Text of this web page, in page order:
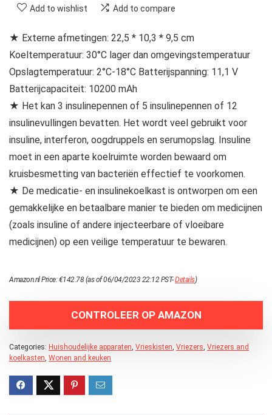
Add to wishlist Add to compare
★ Externe afmetingen: 22,5 * 10,3 * 9,5 cm
Koeltemperatuur: 30°C lager dan omgevingstemperatuur
Opslagtemperatuur: 2°C-18°C Batterijspanning: 11,1 V
Batterijcapaciteit: 10200 mAh
★ Het kan 3 insulinepennen of 5 insulinepennen of 12
insulinevullingen bevatten. Het wordt veel gebruikt voor
insuline, interferon, oogdruppels en serumopslag. Insuline
moet in een aparte koelruimte worden bewaard om
kruisbesmetting van bacteriën effectief te voorkomen.
★ De medicatie- en insulinekoelkast is ontworpen om een ​​
gemakkelijke en betaalbare manier te bieden om medicijnen
(zoals insuline of andere injecteerbare of vloeibare
medicijnen) op een veilige temperatuur te bewaren.
Amazon.nl Price:€142.78(as of 06/04/2023 22:12 PST-Details)
CONTROLEER OP AMAZON
Categories: Huishoudelijke apparaten Vrieskisten Vriezers Vriezers and
koelkasten Wonen and keuken